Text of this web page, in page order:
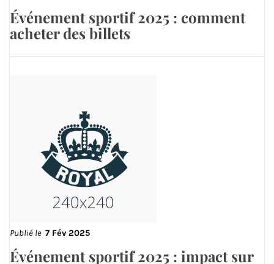
Événement sportif 2025 : comment
acheter des billets
Publié le 7 Fév 2025
Événement sportif 2025 : impact sur